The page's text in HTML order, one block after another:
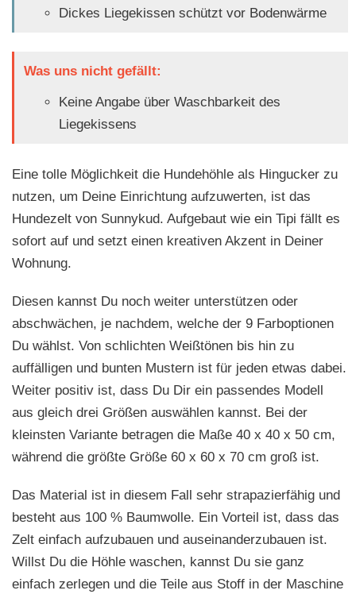
Dickes Liegekissen schützt vor Bodenwärme
Was uns nicht gefällt:
Keine Angabe über Waschbarkeit des
Liegekissens
Eine tolle Möglichkeit die Hundehöhle als Hingucker zu
nutzen, um Deine Einrichtung aufzuwerten, ist das
Hundezelt von Sunnykud. Aufgebaut wie ein Tipi fällt es
sofort auf und setzt einen kreativen Akzent in Deiner
Wohnung.
Diesen kannst Du noch weiter unterstützen oder
abschwächen, je nachdem, welche der 9 Farboptionen
Du wählst. Von schlichten Weißtönen bis hin zu
auffälligen und bunten Mustern ist für jeden etwas dabei.
Weiter positiv ist, dass Du Dir ein passendes Modell
aus gleich drei Größen auswählen kannst. Bei der
kleinsten Variante betragen die Maße 40 x 40 x 50 cm,
während die größte Größe 60 x 60 x 70 cm groß ist.
Das Material ist in diesem Fall sehr strapazierfähig und
besteht aus 100 % Baumwolle. Ein Vorteil ist, dass das
Zelt einfach aufzubauen und auseinanderzubauen ist.
Willst Du die Höhle waschen, kannst Du sie ganz
einfach zerlegen und die Teile aus Stoff in der Maschine